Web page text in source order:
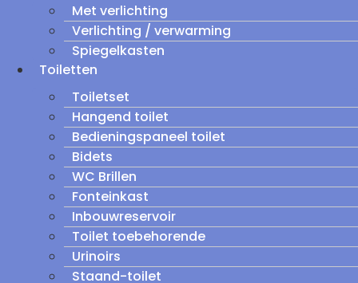
Met verlichting
Verlichting / verwarming
Spiegelkasten
Toiletten
Toiletset
Hangend toilet
Bedieningspaneel toilet
Bidets
WC Brillen
Fonteinkast
Inbouwreservoir
Toilet toebehorende
Urinoirs
Staand-toilet